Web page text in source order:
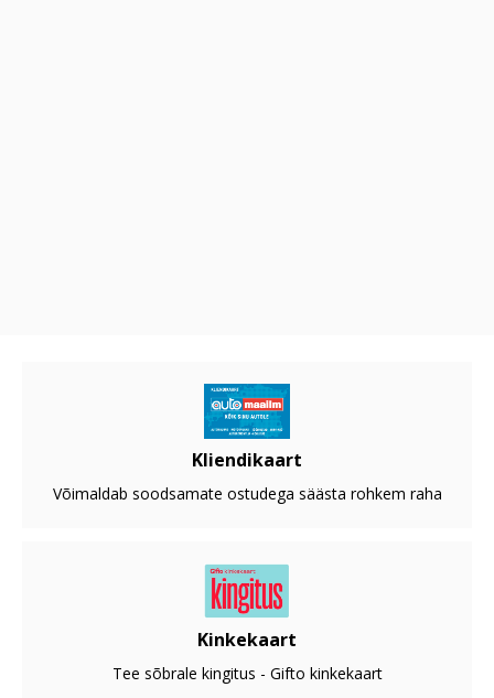
Kliendikaart
Võimaldab soodsamate ostudega säästa rohkem raha
Kinkekaart
Tee sõbrale kingitus - Gifto kinkekaart